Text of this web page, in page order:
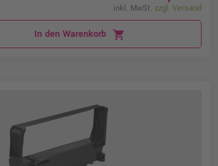
inkl. MwSt. zzgl. Versand
In den Warenkorb shopping_cart